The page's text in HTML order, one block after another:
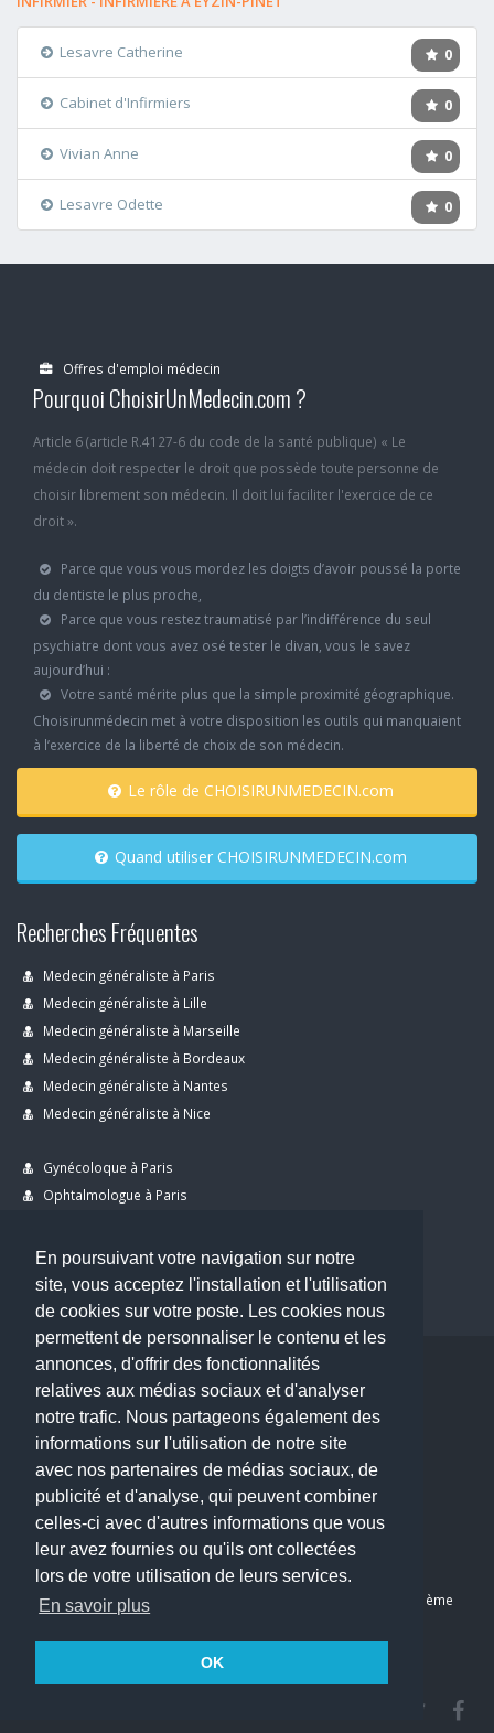
En poursuivant votre navigation sur notre
site, vous acceptez l'installation et l'utilisation
de cookies sur votre poste. Les cookies nous
permettent de personnaliser le contenu et les
annonces, d'offrir des fonctionnalités
relatives aux médias sociaux et d'analyser
notre trafic. Nous partageons également des
informations sur l'utilisation de notre site
avec nos partenaires de médias sociaux, de
publicité et d'analyse, qui peuvent combiner
celles-ci avec d'autres informations que vous
leur avez fournies ou qu'ils ont collectées
lors de votre utilisation de leurs services.
En savoir plus
OK
0
Lesavre Catherine
0
Cabinet d'Infirmiers
0
Vivian Anne
0
Lesavre Odette
Offres d'emploi médecin
Pourquoi ChoisirUnMedecin.com ?
Article 6 (article R.4127-6 du code de la santé publique) « Le
médecin doit respecter le droit que possède toute personne de
choisir librement son médecin. Il doit lui faciliter l'exercice de ce
droit ».
Parce que vous vous mordez les doigts d’avoir poussé la porte
du dentiste le plus proche,
Parce que vous restez traumatisé par l’indifférence du seul
psychiatre dont vous avez osé tester le divan, vous le savez
aujourd’hui :
Votre santé mérite plus que la simple proximité géographique.
Choisirunmédecin met à votre disposition les outils qui manquaient
à l’exercice de la liberté de choix de son médecin.
Le rôle de CHOISIRUNMEDECIN.com
Quand utiliser CHOISIRUNMEDECIN.com
Recherches Fréquentes
Medecin généraliste à Paris
Medecin généraliste à Lille
Medecin généraliste à Marseille
Medecin généraliste à Bordeaux
Medecin généraliste à Nantes
Medecin généraliste à Nice
Gynécoloque à Paris
Ophtalmologue à Paris
Dentiste à Paris
Copyright © 2026 . All Rights Reserved.
choisirunmedecin@gmail.com
Nous contacter
Accueil
Blog
Mon compte
Dernier avis : Kassab Mourad, Chirurgien orthopédiste à Paris 11ème